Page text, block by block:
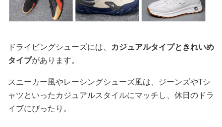
ドライビングシューズには、 カジュアルタイプときれいめ
タイプがあります。
スニーカー風やレーシングシューズ風は、ジーンズやTシ
ャツといったカジュアルスタイルにマッチし、休日のドラ
イブにぴったり。